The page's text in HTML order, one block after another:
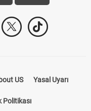
US Yasal Uyarı
Politikası